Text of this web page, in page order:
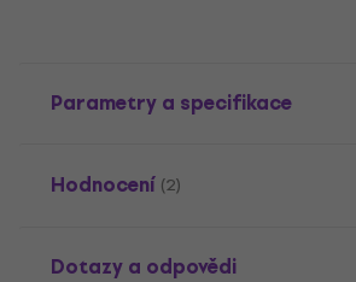
Parametry a specifikace
Hodnocení (2)
Dotazy a odpovědi